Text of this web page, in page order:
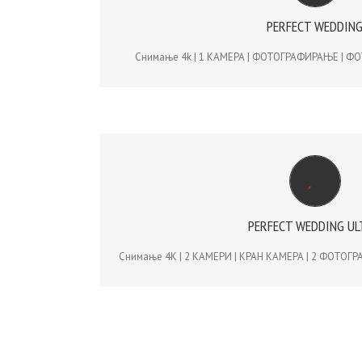
PERFECT WEDDING
Снимање 4k | 1 КАМЕРА | ФОТОГРАФИРАЊЕ |
Снимање 4k | 1 КАМЕРА | 1 ФОТОГРАФ |
PERFECT WEDDING
Снимање 4K | 2 КАМЕРИ | КРАН КАМЕРА | 2
PERFECT WEDDING ULTRA |
Снимање 4K | 2 КАМЕРИ | КРАН КАМЕРА | 2
– steadicam, dolly, dron, flycam, tripod,